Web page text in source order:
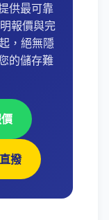
供最可靠
報價與完
，絕無隱
的儲存難
撥